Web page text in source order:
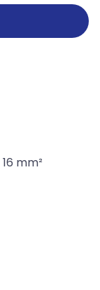
16 mm²